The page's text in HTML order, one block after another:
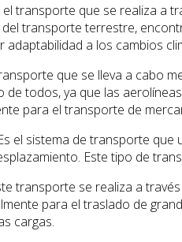
el transporte que se realiza a
del transporte terrestre,
adaptabilidad a los cambios
que se lleva a cabo
de todos, ya que las
para el transporte de
el sistema de transporte
Este tipo de
transporte se realiza a
para el traslado de
cargas.